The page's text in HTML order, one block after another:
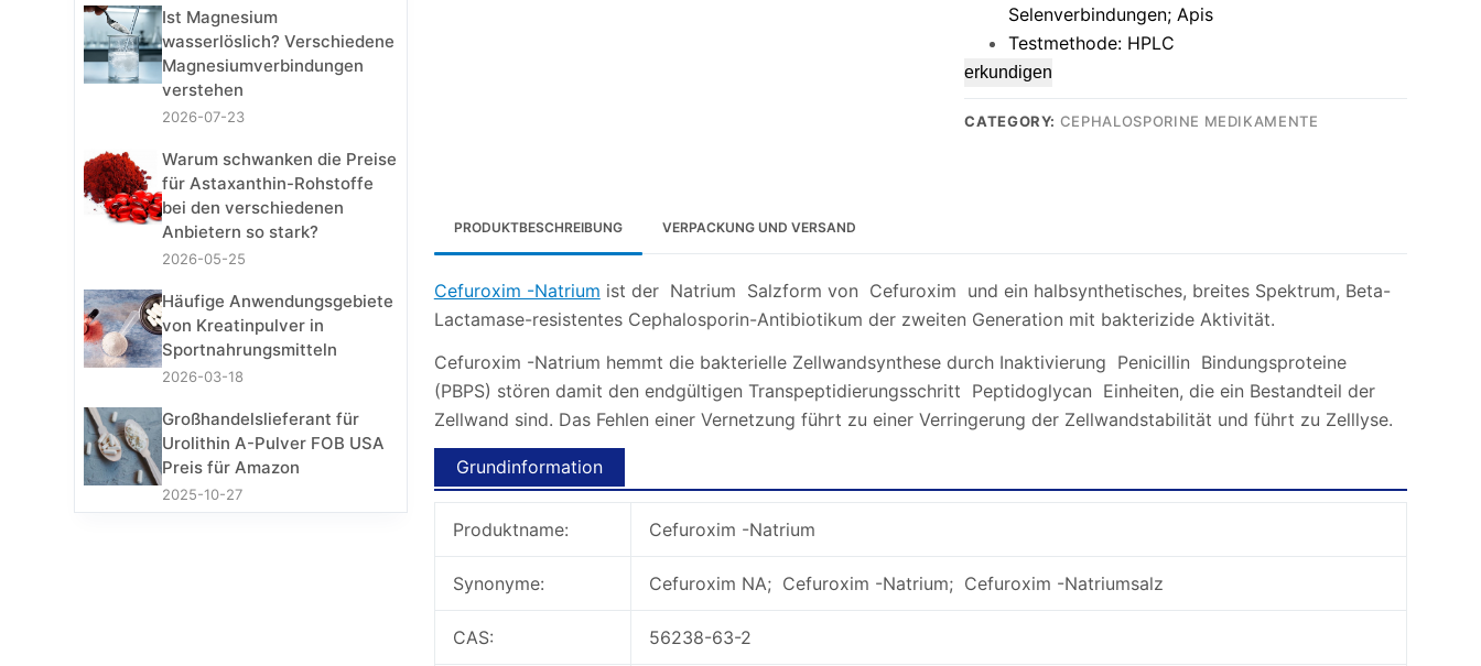
Selenverbindungen; Apis
Testmethode: HPLC
erkundigen
CATEGORY: CEPHALOSPORINE MEDIKAMENTE
PRODUKTBESCHREIBUNG VERPACKUNG UND VERSAND
Cefuroxim -Natrium ist der Natrium Salzform von Cefuroxim und ein halbsynthetisches, breites Spektrum, Beta-
Lactamase-resistentes Cephalosporin-Antibiotikum der zweiten Generation mit bakterizide Aktivität.
Cefuroxim -Natrium hemmt die bakterielle Zellwandsynthese durch Inaktivierung Penicillin Bindungsproteine ​​
(PBPS) stören damit den endgültigen Transpeptidierungsschritt Peptidoglycan Einheiten, die ein Bestandteil der
Zellwand sind. Das Fehlen einer Vernetzung führt zu einer Verringerung der Zellwandstabilität und führt zu Zelllyse.
Grundinformation
Produktname: Cefuroxim -Natrium
Synonyme: Cefuroxim NA; Cefuroxim -Natrium; Cefuroxim -Natriumsalz
CAS: 56238-63-2
Ist Magnesium
wasserlöslich? Verschiedene
Magnesiumverbindungen
verstehen
2026-07-23
Warum schwanken die Preise
für Astaxanthin-Rohstoffe
bei den verschiedenen
Anbietern so stark?
2026-05-25
Häufige Anwendungsgebiete
von Kreatinpulver in
Sportnahrungsmitteln
2026-03-18
Großhandelslieferant für
Urolithin A-Pulver FOB USA
Preis für Amazon
2025-10-27